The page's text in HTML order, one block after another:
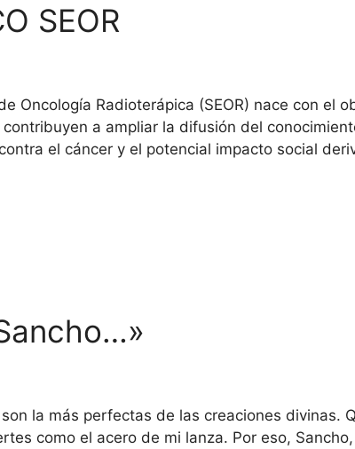
SEOR
Oncología Radioterápica (SEOR) nace con el
a ampliar la difusión del
el cáncer y el potencial impacto social
la más perfectas de las creaciones divinas.
como el acero de mi lanza. Por eso,